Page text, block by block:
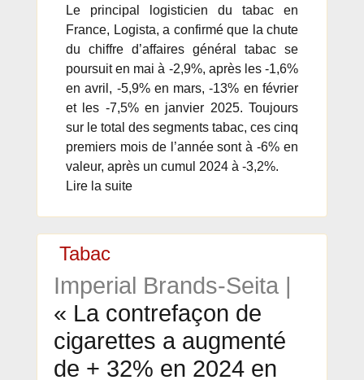
Le principal logisticien du tabac en
France, Logista, a confirmé que la chute
du chiffre d’affaires général tabac se
poursuit en mai à -2,9%, après les -1,6%
en avril, -5,9% en mars, -13% en février
et les -7,5% en janvier 2025. Toujours
sur le total des segments tabac, ces cinq
premiers mois de l’année sont à -6% en
valeur, après un cumul 2024 à -3,2%.
Lire la suite
Tabac
Imperial Brands-Seita |
« La contrefaçon de
cigarettes a augmenté
de + 32% en 2024 en